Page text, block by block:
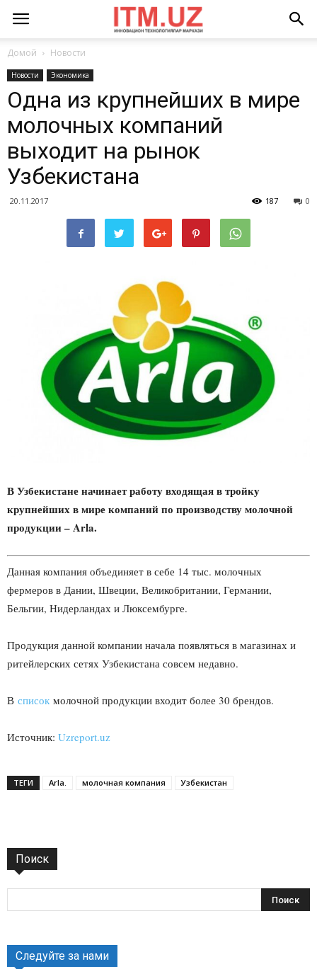
Домой Новости
Новости Экономика
Одна из крупнейших в мире
молочных компаний
выходит на рынок
Узбекистана
20.11.2017 0
187
В Узбекистане начинает работу входящая в тройку
крупнейших в мире компаний по производству молочной
продукции – Arla.
Данная компания объединяет в себе 14 тыс. молочных
фермеров в Дании, Швеции, Великобритании, Германии,
Бельгии, Нидерландах и Люксембурге.
Продукция данной компании начала появляться в магазинах и
ритейлерских сетях Узбекистана совсем недавно.
В список молочной продукции входит более 30 брендов.
Источник: Uzreport.uz
ТЕГИ Arla. молочная компания Узбекистан
Поиск
Следуйте за нами